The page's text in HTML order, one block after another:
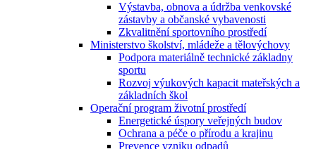
Výstavba, obnova a údržba venkovské
zástavby a občanské vybavenosti
Zkvalitnění sportovního prostředí
Ministerstvo školství, mládeže a tělovýchovy
Podpora materiálně technické základny
sportu
Rozvoj výukových kapacit mateřských a
základních škol
Operační program životní prostředí
Energetické úspory veřejných budov
Ochrana a péče o přírodu a krajinu
Prevence vzniku odpadů